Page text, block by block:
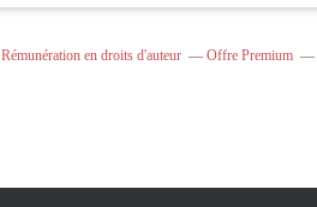
Rémunération en droits d'auteur Offre Premium